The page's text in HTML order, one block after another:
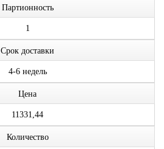
Партионность
1
Срок доставки
4-6 недель
Цена
11331,44
Количество